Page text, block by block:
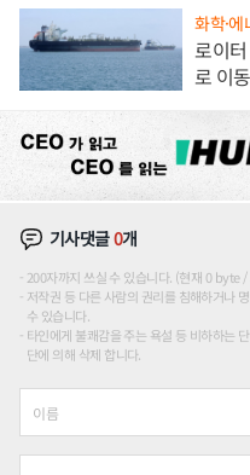
화학·에
로이
로 이
기사댓글0개
200자까지 쓰실 수 있습니다. (현재 0 byte
저작권 등 다른 사람의 권리를 침해하거나
수 있습니다.
타인에게 불쾌감을 주는 욕설 등 비하하는
단에 의해 삭제 합니다.